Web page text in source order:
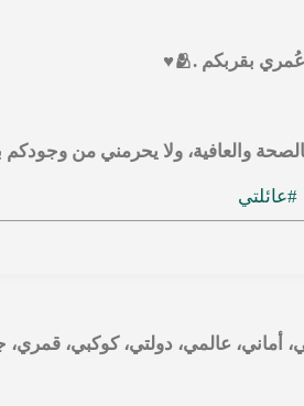
بقربكم .🫂♥️
والعافية، ولا يحرمني من
#عائلتي
عالمي، دولتي، كوكبي، قمري،